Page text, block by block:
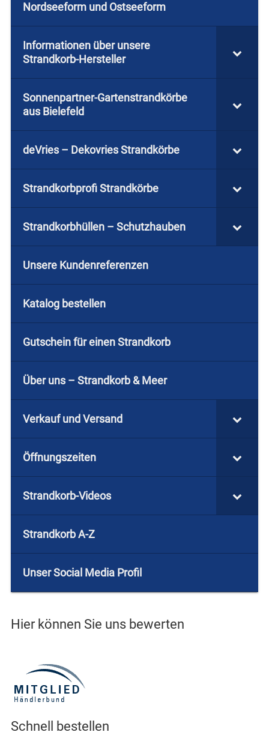
Nordseeform und Ostseeform
Informationen über unsere
Strandkorb-Hersteller
Sonnenpartner-Gartenstrandkörbe
aus Bielefeld
deVries – Dekovries Strandkörbe
Strandkorbprofi Strandkörbe
Strandkorbhüllen – Schutzhauben
Unsere Kundenreferenzen
Katalog bestellen
Gutschein für einen Strandkorb
Über uns – Strandkorb & Meer
Verkauf und Versand
Öffnungszeiten
Strandkorb-Videos
Strandkorb A-Z
Unser Social Media Profil
Hier können Sie uns bewerten
Schnell bestellen